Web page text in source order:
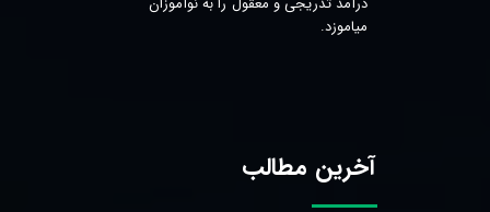
میاموزد.
آخرین مطالب